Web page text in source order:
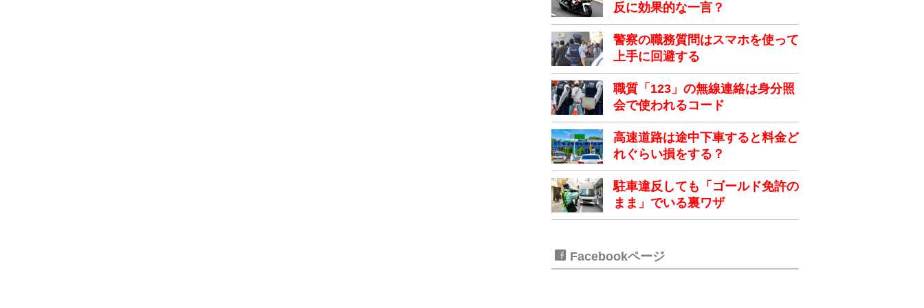
反に効果的な一言？
警察の職務質問はスマホを使って
上手に回避する
職質「123」の無線連絡は身分照
会で使われるコード
高速道路は途中下車すると料金ど
れぐらい損をする？
駐車違反しても「ゴールド免許の
まま」でいる裏ワザ
Facebookページ